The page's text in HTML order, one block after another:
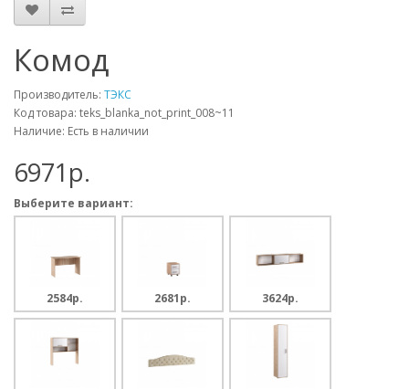
Комод
Производитель: ТЭКС
Код товара: teks_blanka_not_print_008~11
Наличие: Есть в наличии
6971p.
Выберите вариант:
2584p. 2681p. 3624p.